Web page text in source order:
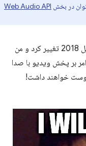
در بخش Web Audio API
خط‌مشی‌های پخش خودکار Chrome در آوریل 2018 تغییر کرد و من
بر پخش ویدیو با صدا
دوست خواهند داشت!